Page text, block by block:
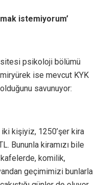
istemiyorum’
psikoloji bölümü
ise mevcut KYK
savunuyor:
kişiyiz, 1250’şer kira
Bununla kiramızı bile
komilik,
geçimimizi bunlarla